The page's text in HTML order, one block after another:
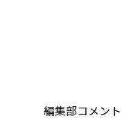
編集部コメント